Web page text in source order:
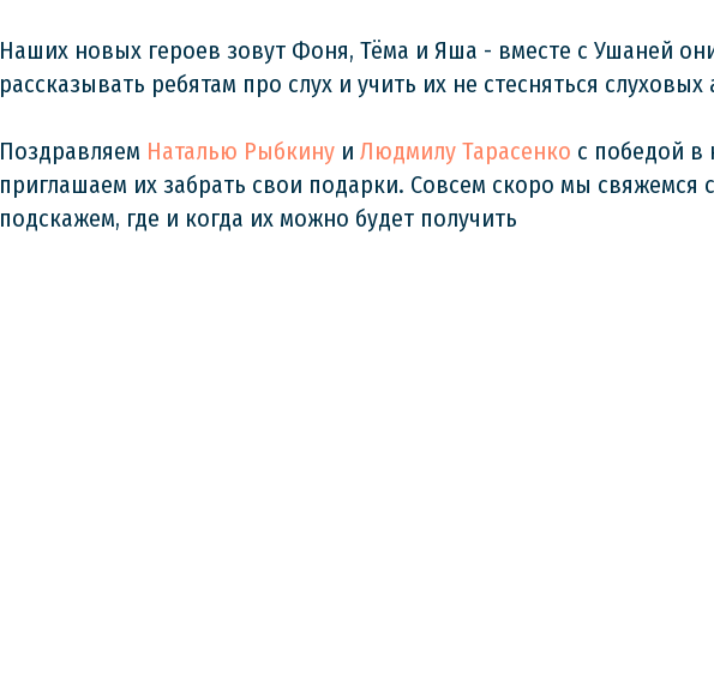
Наших новых героев зовут Фоня, Тёма и Яша - вместе с Ушаней
рассказывать ребятам про слух и учить их не стесняться слуховых
Поздравляем Наталью Рыбкину и Людмилу Тарасенко с победой в
приглашаем их забрать свои подарки. Совсем скоро мы свяжемся
подскажем, где и когда их можно будет получить